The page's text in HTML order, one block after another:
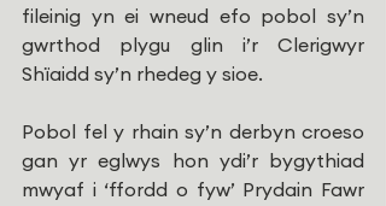
fileinig yn ei wneud efo pobol sy’n
gwrthod plygu glin i’r Clerigwyr
Shïaidd sy’n rhedeg y sioe.
Pobol fel y rhain sy’n derbyn croeso
gan yr eglwys hon ydi’r bygythiad
mwyaf i ‘ffordd o fyw’ Prydain Fawr